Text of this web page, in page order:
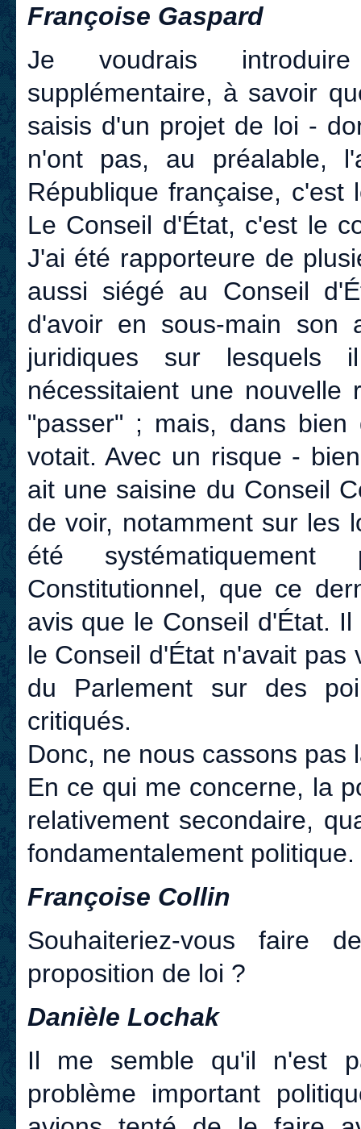
Françoise Gaspard
Je voudrais
supplémentaire, à savoir
saisis d'un projet de loi -
n'ont pas, au préalable,
République française,
Le Conseil d'État, c'est le
J'ai été rapporteure de
aussi siégé au Conseil
d'avoir en sous-main son
juridiques sur
nécessitaient une
"passer" ; mais, dans
votait. Avec un risque -
ait une saisine du Conseil
de voir, notamment sur les
été
Constitutionnel, que ce
avis que le Conseil d'État.
le Conseil d'État n'avait
du Parlement sur des
critiqués.
Donc, ne nous cassons pas
En ce qui me concerne, la
relativement secondaire,
fondamentalement politique.
Françoise Collin
Souhaiteriez-vous
proposition de loi ?
Danièle Lochak
Il me semble qu'il n'est
problème important